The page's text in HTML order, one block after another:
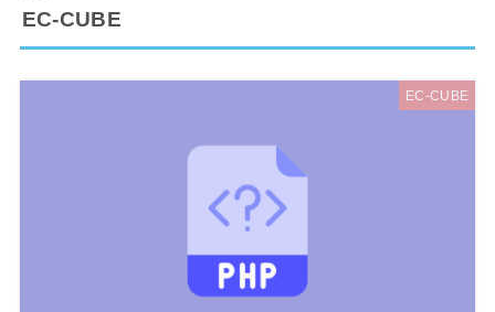
EC-CUBE
EC-CUBE